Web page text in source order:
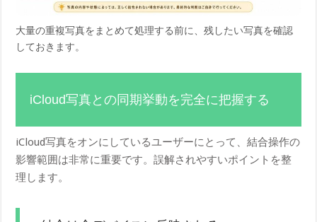
大量の重複写真をまとめて処理する前に、残したい写真を確認
しておきます。
iCloud写真との同期挙動を完全に把握する
iCloud写真をオンにしているユーザーにとって、結合操作の
影響範囲は非常に重要です。誤解されやすいポイントを整
理します。